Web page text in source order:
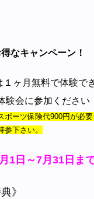
なキャンペーン！
ヶ月無料で体験で
験会に参加ください
ーツ保険代900円が必
参下さい。
1日～7月31日ま
》